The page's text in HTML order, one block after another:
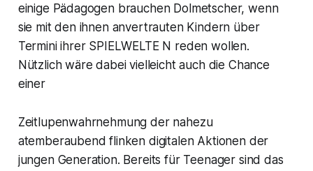
einige Pädagogen brauchen Dolmetscher, wenn
sie mit den ihnen anvertrauten Kindern über
Termini ihrer SPIELWELTE N reden wollen.
Nützlich wäre dabei vielleicht auch die Chance
einer
Zeitlupenwahrnehmung der nahezu
atemberaubend flinken digitalen Aktionen der
jungen Generation. Bereits für Teenager sind das